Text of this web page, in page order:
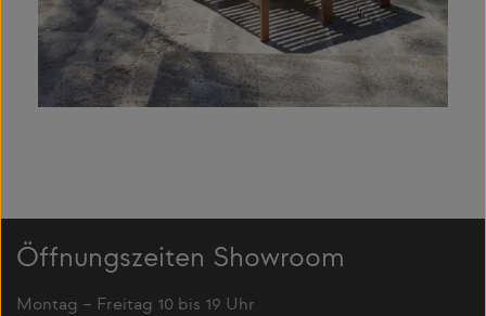
Öffnungszeiten Showroom
Montag – Freitag 10 bis 19 Uhr